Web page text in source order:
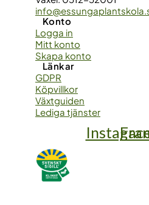
Konto
Logga in
Mitt konto
Skapa konto
Länkar
GDPR
Köpvillkor
Växtguiden
Lediga tjänster